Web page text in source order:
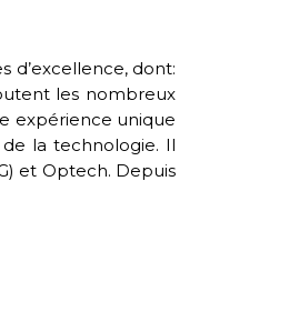
d’excellence, dont:
les nombreux
expérience unique
la technologie. Il
et Optech. Depuis